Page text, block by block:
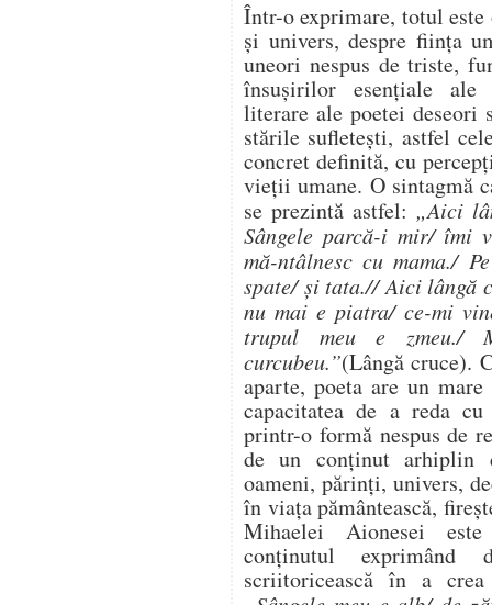
Într-o exprimare, totul
și univers, despre ființa
uneori nespus de triste,
însușirilor esențiale ale
literare ale poetei deseori
stările sufletești, astfel
concret definită, cu
vieții umane. O sintagmă
se prezintă astfel: „Aici
Sângele parcă-i mir/ îmi
mă-ntâlnesc cu mama./
spate/ și tata.// Aici lângă
nu mai e piatra/ ce-mi
trupul meu e zmeu./
curcubeu.”(Lângă cruce).
aparte, poeta are un
capacitatea de a reda
printr-o formă nespus de
de un conținut arhiplin
oameni, părinți, univers,
în viața pământească,
Mihaelei Aionesei
conţinutul exprimând
scriitoricească în a